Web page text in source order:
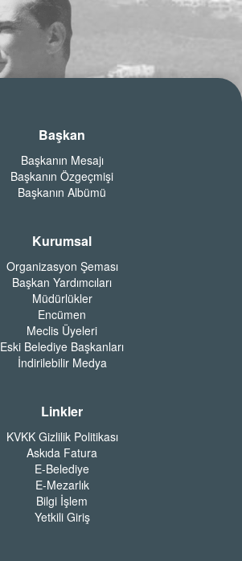
Başkan
Başkanın Mesajı
Başkanın Özgeçmişi
Başkanın Albümü
Kurumsal
Organizasyon Şeması
Başkan Yardımcıları
Müdürlükler
Encümen
Meclis Üyeleri
Eski Belediye Başkanları
İndirilebilir Medya
Linkler
KVKK Gizlilik Politikası
Askıda Fatura
E-Belediye
E-Mezarlık
Bilgi İşlem
Yetkili Giriş